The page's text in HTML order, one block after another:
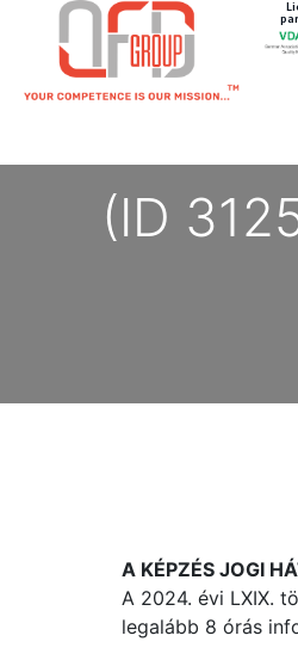
(ID
A KÉPZÉS JOGI
A 2024. évi LXIX.
legalább 8 órás